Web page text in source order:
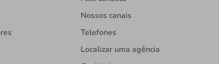
Nossos canais
Telefones
Localizar uma agência